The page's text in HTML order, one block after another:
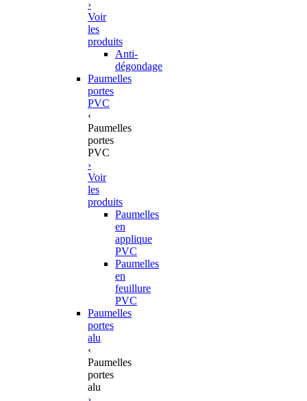
›
Voir
les
produits
Anti-
dégondage
Paumelles
portes
PVC
‹
Paumelles
portes
PVC
›
Voir
les
produits
Paumelles
en
applique
PVC
Paumelles
en
feuillure
PVC
Paumelles
portes
alu
‹
Paumelles
portes
alu